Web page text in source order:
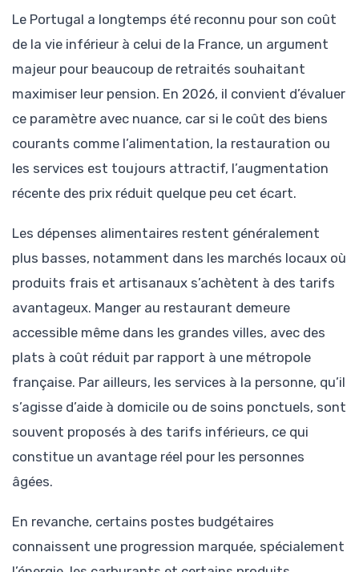
Le Portugal a longtemps été reconnu pour son coût
de la vie inférieur à celui de la France, un argument
majeur pour beaucoup de retraités souhaitant
maximiser leur pension. En 2026, il convient d’évaluer
ce paramètre avec nuance, car si le coût des biens
courants comme l’alimentation, la restauration ou
les services est toujours attractif, l’augmentation
récente des prix réduit quelque peu cet écart.
Les dépenses alimentaires restent généralement
plus basses, notamment dans les marchés locaux où
produits frais et artisanaux s’achètent à des tarifs
avantageux. Manger au restaurant demeure
accessible même dans les grandes villes, avec des
plats à coût réduit par rapport à une métropole
française. Par ailleurs, les services à la personne, qu’il
s’agisse d’aide à domicile ou de soins ponctuels, sont
souvent proposés à des tarifs inférieurs, ce qui
constitue un avantage réel pour les personnes
âgées.
En revanche, certains postes budgétaires
connaissent une progression marquée, spécialement